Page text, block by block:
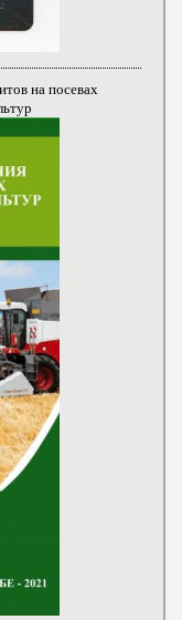
на посевах